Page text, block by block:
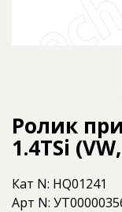
Ролик
1.4TSi
Кат N: HQ01241
Арт N: